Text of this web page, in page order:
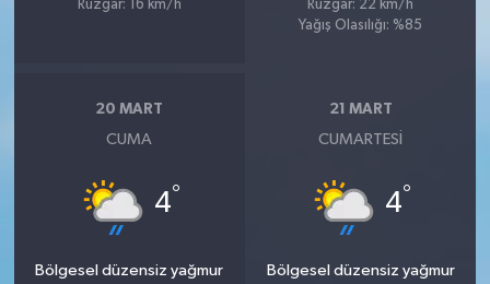
Rüzgar: 16 km/h
Rüzgar: 22 km/h
Yağış Olasılığı: %85
20 MART
CUMA
4°
Bölgesel düzensiz yağmur
21 MART
CUMARTESI
4°
Bölgesel düzensiz yağmur